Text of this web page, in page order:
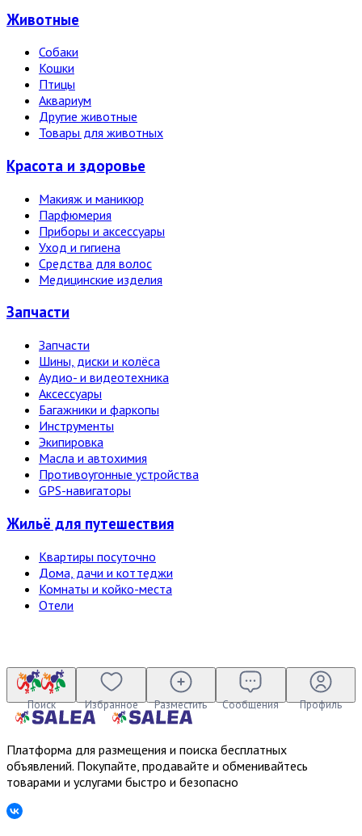
Животные
Собаки
Кошки
Птицы
Аквариум
Другие животные
Товары для животных
Красота и здоровье
Макияж и маникюр
Парфюмерия
Приборы и аксессуары
Уход и гигиена
Средства для волос
Медицинские изделия
Запчасти
Запчасти
Шины, диски и колёса
Аудио- и видеотехника
Аксессуары
Багажники и фаркопы
Инструменты
Экипировка
Масла и автохимия
Противоугонные устройства
GPS-навигаторы
Жильё для путешествия
Квартиры посуточно
Дома, дачи и коттеджи
Комнаты и койко-места
Отели
Поиск Избранное Разместить Сообщения Профиль
Платформа для размещения и поиска бесплатных
объявлений. Покупайте, продавайте и обменивайтесь
товарами и услугами быстро и безопасно